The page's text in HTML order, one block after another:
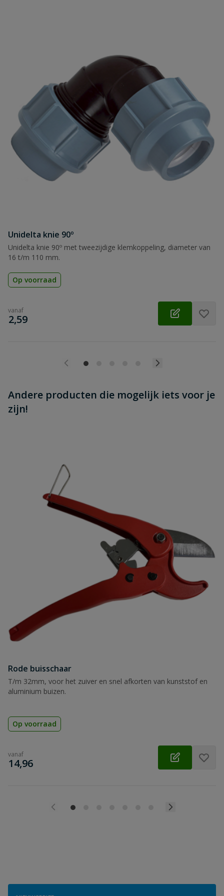
Naam
Samenvatting
Beoordeling
Beoordeling versturen
Unidelta knie 90º
Unidelta knie 90º met tweezijdige klemkoppeling, diameter van
16 t/m 110 mm.
Op voorraad
vanaf
€
2,59
Andere producten die mogelijk iets voor je
zijn!
Rode buisschaar
T/m 32mm, voor het zuiver en snel afkorten van kunststof en
aluminium buizen.
Op voorraad
vanaf
€
14,96